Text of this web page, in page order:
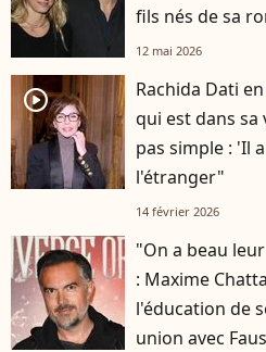
fils nés de sa
12 mai 2026
player2
Rachida Dati
qui est dans sa
pas simple : 'Il
l'étranger"
14 février 2026
"On a beau
: Maxime
l'éducation de
union avec